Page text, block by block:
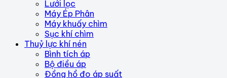
Lưới lọc
Máy Ép Phân
Máy khuấy chìm
Sục khí chìm
Thuỷ lực khí nén
Bình tích áp
Bộ điều áp
Đồng hồ đo áp suất